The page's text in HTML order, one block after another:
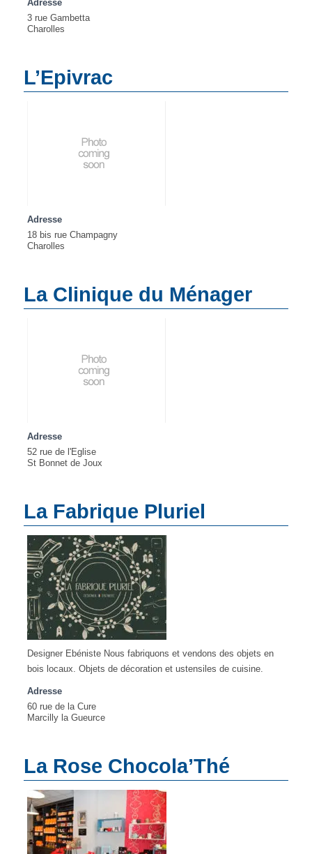
Adresse
3 rue Gambetta
Charolles
L’Epivrac
Adresse
18 bis rue Champagny
Charolles
La Clinique du Ménager
Adresse
52 rue de l'Eglise
St Bonnet de Joux
La Fabrique Pluriel
Designer Ebéniste Nous fabriquons et vendons des objets en
bois locaux. Objets de décoration et ustensiles de cuisine.
Adresse
60 rue de la Cure
Marcilly la Gueurce
La Rose Chocola’Thé